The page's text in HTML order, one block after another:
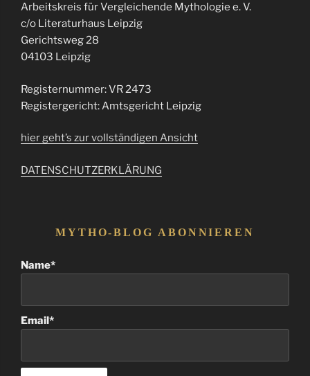
Arbeitskreis für Vergleichende Mythologie e. V.
c/o Literaturhaus Leipzig
Gerichtsweg 28
04103 Leipzig
Registernummer: VR 2473
Registergericht: Amtsgericht Leipzig
hier geht’s zur vollständigen Ansicht
DATENSCHUTZERKLÄRUNG
MYTHO-BLOG ABONNIEREN
Name*
Email*